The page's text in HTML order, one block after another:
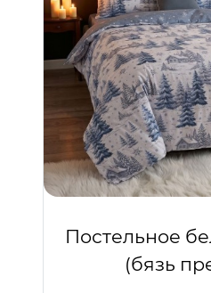
Постельное
(бязь